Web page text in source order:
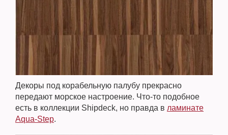
Декоры под корабельную палубу прекрасно
передают морское настроение. Что-то подобное
есть в коллекции Shipdeck, но правда в ламинате
Aqua-Step.